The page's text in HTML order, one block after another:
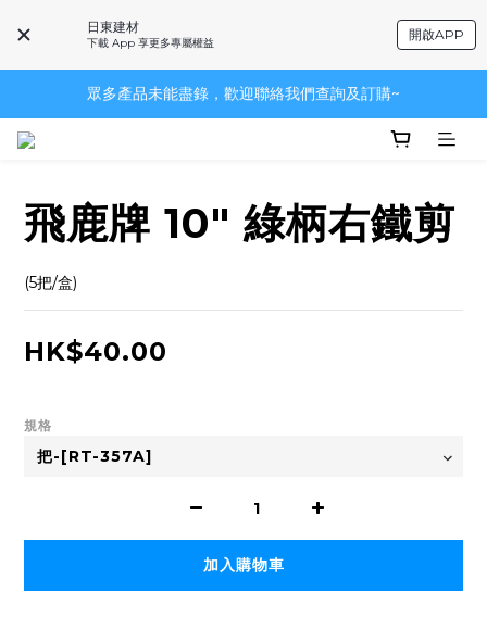
日東建材
下載 App 享更多專屬權益
開啟APP
眾多產品未能盡錄，歡迎聯絡我們查詢及訂購~
眾多產品未能盡錄，歡迎聯絡我們查詢及訂購~
飛鹿牌 10" 綠柄右鐵剪
(5把/盒)
HK$40.00
規格
加入購物車